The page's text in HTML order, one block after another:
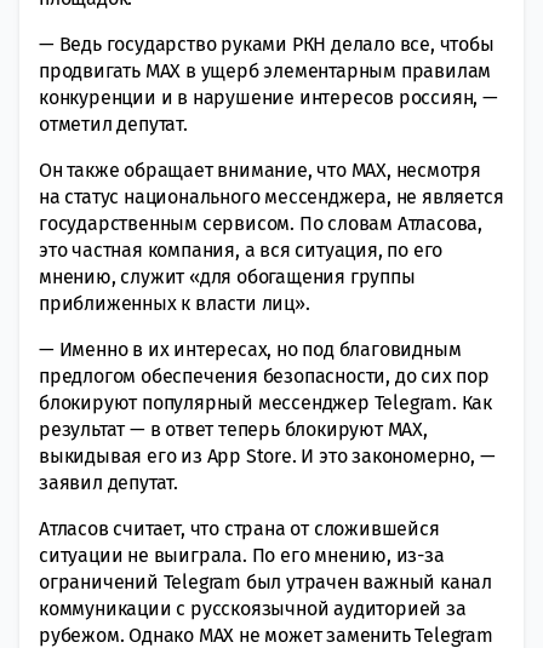
— Ведь государство руками РКН делало все, чтобы
продвигать MAX в ущерб элементарным правилам
конкуренции и в нарушение интересов россиян, —
отметил депутат.
Он также обращает внимание, что MAX, несмотря
на статус национального мессенджера, не является
государственным сервисом. По словам Атласова,
это частная компания, а вся ситуация, по его
мнению, служит «для обогащения группы
приближенных к власти лиц».
— Именно в их интересах, но под благовидным
предлогом обеспечения безопасности, до сих пор
блокируют популярный мессенджер Telegram. Как
результат — в ответ теперь блокируют МАХ,
выкидывая его из App Store. И это закономерно, —
заявил депутат.
Атласов считает, что страна от сложившейся
ситуации не выиграла. По его мнению, из-за
ограничений Telegram был утрачен важный канал
коммуникации с русскоязычной аудиторией за
рубежом. Однако MAX не может заменить Telegram